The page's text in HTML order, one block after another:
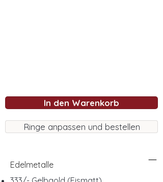
In den Warenkorb
Ringe anpassen und bestellen
Edelmetalle